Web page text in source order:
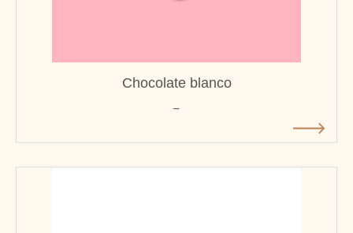
Chocolate blanco
-